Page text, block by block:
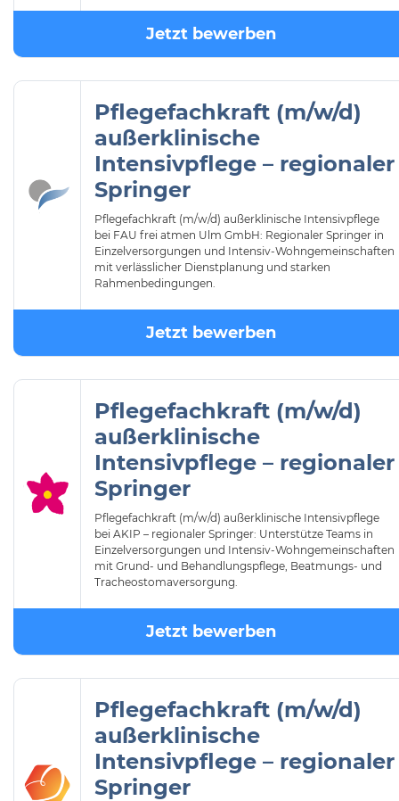
Jetzt bewerben
Pflegefachkraft (m/w/d)
außerklinische
Intensivpflege – regionaler
Springer
Pflegefachkraft (m/w/d) außerklinische Intensivpflege
bei FAU frei atmen Ulm GmbH: Regionaler Springer in
Einzelversorgungen und Intensiv-Wohngemeinschaften
mit verlässlicher Dienstplanung und starken
Rahmenbedingungen.
Jetzt bewerben
Pflegefachkraft (m/w/d)
außerklinische
Intensivpflege – regionaler
Springer
Pflegefachkraft (m/w/d) außerklinische Intensivpflege
bei AKIP – regionaler Springer: Unterstütze Teams in
Einzelversorgungen und Intensiv-Wohngemeinschaften
mit Grund- und Behandlungspflege, Beatmungs- und
Tracheostomaversorgung.
Jetzt bewerben
Pflegefachkraft (m/w/d)
außerklinische
Intensivpflege – regionaler
Springer